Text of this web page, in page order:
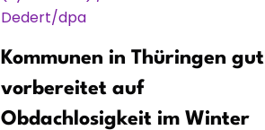
Kommunen in Thüringen gut
vorbereitet auf
Obdachlosigkeit im Winter